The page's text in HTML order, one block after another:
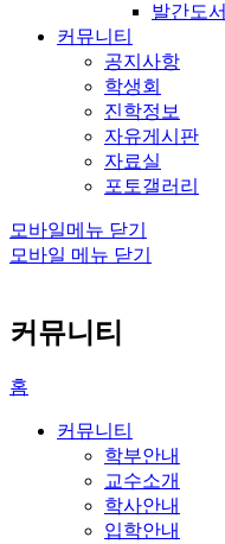
발간도서
커뮤니티
공지사항
학생회
진학정보
자유게시판
자료실
포토갤러리
모바일메뉴 닫기
모바일 메뉴 닫기
커뮤니티
홈
커뮤니티
학부안내
교수소개
학사안내
입학안내